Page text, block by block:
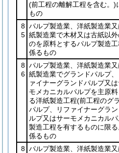
(前工程の離解工程を含む。)
もの
8
5
パルプ製造業、洋紙製造業又
紙製造業で木材又は古紙以外
のを原料とするパルプ製造工
係るもの
8
6
パルプ製造業、洋紙製造業又
紙製造業でグランドパルプ
ァイナーグランドパルプ又
モメカニカルパルプを主原
る洋紙製造工程(前工程のグ
パルプ、リファイナーグラ
ルプ又はサーモメカニカル
製造工程を有するものに限
係るもの
8 パルプ製造業、洋紙製造業又